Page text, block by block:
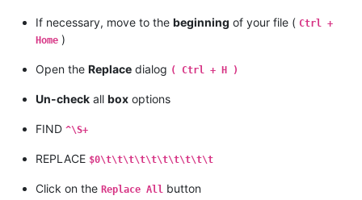
If necessary, move to the beginning of your file ( Ctrl +
Home )
Open the Replace dialog ( Ctrl + H )
Un-check all box options
FIND ^\S+
REPLACE $0\t\t\t\t\t\t\t\t\t\t
Click on the Replace All button